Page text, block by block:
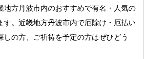
地方丹波市内のおすすめで有名・人気の
す。近畿地方丹波市内で厄除け・厄払い
しの方、ご祈祷を予定の方はぜひどう